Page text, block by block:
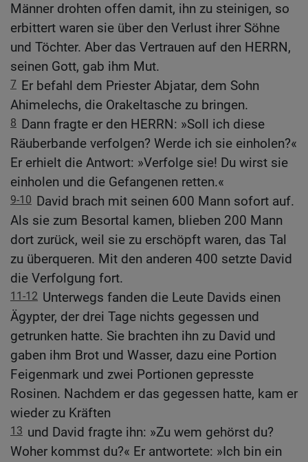
Männer drohten offen damit, ihn zu steinigen, so
erbittert waren sie über den Verlust ihrer Söhne
und Töchter. Aber das Vertrauen auf den HERRN,
seinen Gott, gab ihm Mut.
7 Er befahl dem Priester Abjatar, dem Sohn
Ahimelechs, die Orakeltasche zu bringen.
8 Dann fragte er den HERRN: »Soll ich diese
Räuberbande verfolgen? Werde ich sie einholen?«
Er erhielt die Antwort: »Verfolge sie! Du wirst sie
einholen und die Gefangenen retten.«
9-10 David brach mit seinen 600 Mann sofort auf.
Als sie zum Besortal kamen, blieben 200 Mann
dort zurück, weil sie zu erschöpft waren, das Tal
zu überqueren. Mit den anderen 400 setzte David
die Verfolgung fort.
11-12 Unterwegs fanden die Leute Davids einen
Ägypter, der drei Tage nichts gegessen und
getrunken hatte. Sie brachten ihn zu David und
gaben ihm Brot und Wasser, dazu eine Portion
Feigenmark und zwei Portionen gepresste
Rosinen. Nachdem er das gegessen hatte, kam er
wieder zu Kräften
13 und David fragte ihn: »Zu wem gehörst du?
Woher kommst du?« Er antwortete: »Ich bin ein